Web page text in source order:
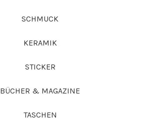
SCHMUCK
KERAMIK
STICKER
BÜCHER & MAGAZINE
TASCHEN